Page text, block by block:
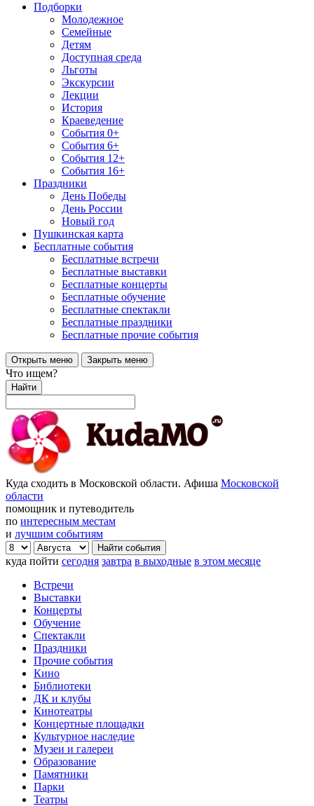
Подборки
Молодежное
Семейные
Детям
Доступная среда
Льготы
Экскурсии
Лекции
История
Краеведение
События 0+
События 6+
События 12+
События 16+
Праздники
День Победы
День России
Новый год
Пушкинская карта
Бесплатные события
Бесплатные встречи
Бесплатные выставки
Бесплатные концерты
Бесплатные обучение
Бесплатные спектакли
Бесплатные праздники
Бесплатные прочие события
Открыть меню Закрыть меню
Что ищем?
Найти
Куда сходить в Московской области. Афиша Московской
области
помощник и путеводитель
по интересным местам
и лучшим событиям
куда пойти сегодня завтра в выходные в этом месяце
Встречи
Выставки
Концерты
Обучение
Спектакли
Праздники
Прочие события
Кино
Библиотеки
ДК и клубы
Кинотеатры
Концертные площадки
Культурное наследие
Музеи и галереи
Образование
Памятники
Парки
Театры